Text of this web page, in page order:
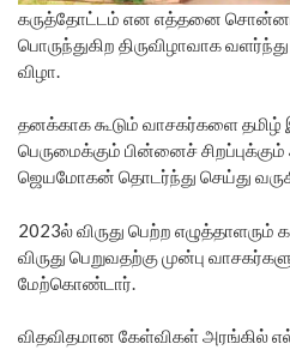
கருத்தோட்டம் என எத்தனை
பொருந்துகிற திருவிழாவாக வளர்ந்து
விழா.
தனக்காக கூடும் வாசகர்களை
பெருமைக்கும் பின்னைச்
ஜெயமோகன் தொடர்ந்து செய்து
2023ல் விருது பெற்ற எழுத்தாளரும்
விருது பெறுவதற்கு முன்பு
மேற்கொண்டார்.
விதவிதமான கேள்விகள் அரங்கில்